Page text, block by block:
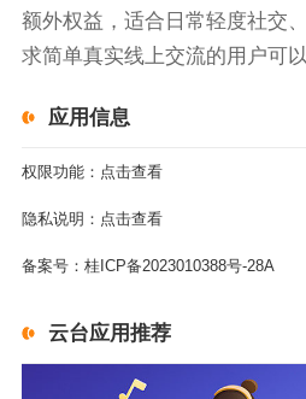
额外权益，适合日常轻度社交
求简单真实线上交流的用户可以
应用信息
权限功能： 点击查看
隐私说明： 点击查看
备案号： 桂ICP备2023010388号-28A
云台应用推荐